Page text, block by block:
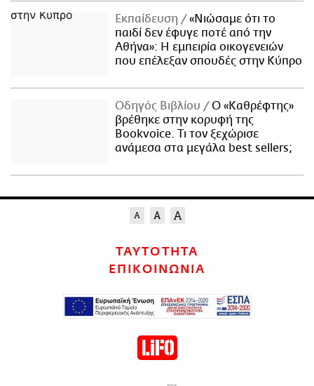
Εκπαίδευση
«Νιώσαμε ότι το
παιδί δεν έφυγε ποτέ από την
Αθήνα»: Η εμπειρία οικογενειών
που επέλεξαν σπουδές στην Κύπρο
Οδηγός Βιβλίου
Ο «Καθρέφτης»
βρέθηκε στην κορυφή της
Bookvoice. Τι τον ξεχώρισε
ανάμεσα στα μεγάλα best sellers;
ΤΑΥΤΟΤΗΤΑ
ΕΠΙΚΟΙΝΩΝΙΑ